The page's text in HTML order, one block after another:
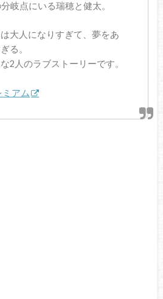
岐点にいる瑞穂と健太。
大人になりすぎて、夢をあ
る。
2人のラブストーリーです。
アム